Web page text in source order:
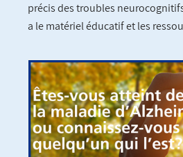
précis des troubles
a le matériel éducatif et les